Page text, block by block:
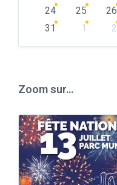
24
25 26
31
1 2
Zoom sur…